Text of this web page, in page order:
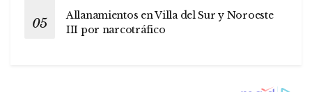
Allanamientos en Villa del Sur y Noroeste
III por narcotráfico